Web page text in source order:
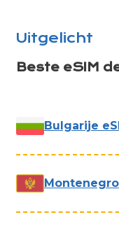
Uitgelicht
Beste eSIM
Bulgarije